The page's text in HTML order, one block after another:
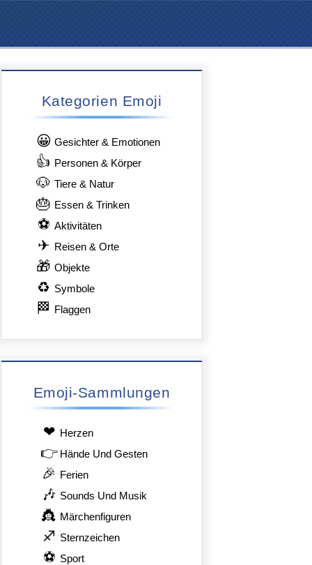
Kategorien Emoji
😀 Gesichter & Emotionen
👍 Personen & Körper
🐶 Tiere & Natur
🎂 Essen & Trinken
⚽ Aktivitäten
✈ Reisen & Orte
🎁 Objekte
♻ Symbole
🏁 Flaggen
Emoji-Sammlungen
❤ Herzen
👉 Hände Und Gesten
🎉 Ferien
🎶 Sounds Und Musik
👸 Märchenfiguren
♐ Sternzeichen
⚽ Sport